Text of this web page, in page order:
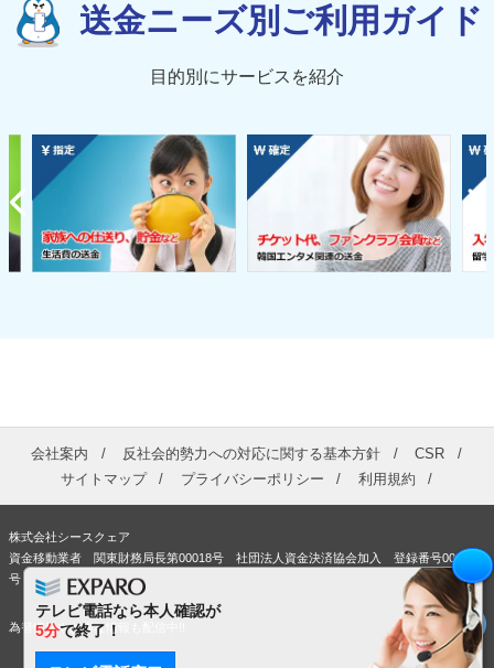
送金ニーズ別ご利用ガイド
目的別にサービスを紹介
テレビ電話なら本人確認が
5分で終了！
会社案内 反社会的勢力への対応に関する基本方針
CSR
サイトマップ
プライバシーポリシー 利用規約
株式会社シースクェア
資金移動業者 関東財務局長第00018号 社団法人資金決済協会加入 登録番号00363
号
為替情報やお得な情報も配信中!!